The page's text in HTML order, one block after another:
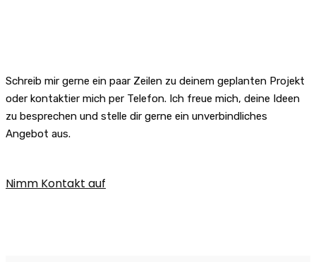
Schreib mir gerne ein paar Zeilen zu deinem geplanten Projekt
oder kontaktier mich per Telefon. Ich freue mich, deine Ideen
zu besprechen und stelle dir gerne ein unverbindliches
Angebot aus.
Nimm Kontakt auf